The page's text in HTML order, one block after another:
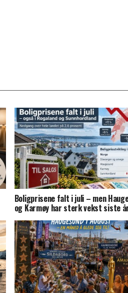
Boligprisene falt i juli – men
og Karmøy har sterk vekst siste